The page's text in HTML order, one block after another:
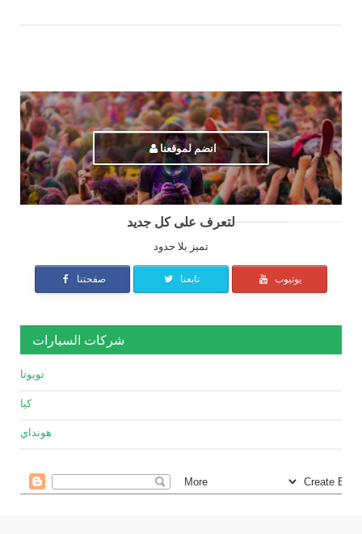
انضم لموقعنا
لتعرف على كل جديد
تميز بلا حدود
صفحتنا تابعنا يوتيوب
شركات السيارات
تويوتا
كيا
هونداي